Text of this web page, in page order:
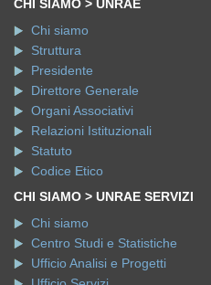
Struttura
Presidente
Direttore Generale
Organi Associativi
Relazioni Istituzionali
Statuto
Codice Etico
Centro Studi e Statistiche
Ufficio Analisi e Progetti
Ufficio Servizi